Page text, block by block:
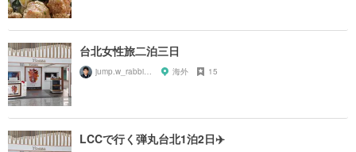
台北女性旅二泊三日
jump.w_rabbitkun 海外 15
LCCで行く弾丸台北1泊2日✈️